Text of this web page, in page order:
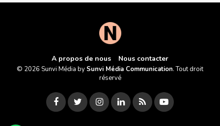
A propos de nous Nous contacter
© 2026 Sunvi Média by Sunvi Média Communication. Tout droit
réservé